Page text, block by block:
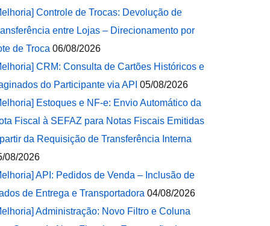
Controle de Trocas: Devolução de
entre Lojas – Direcionamento por
de Troca 06/08/2026
CRM: Consulta de Cartões Históricos e
do Participante via API 05/08/2026
Estoques e NF-e: Envio Automático da
Fiscal à SEFAZ para Notas Fiscais Emitidas
da Requisição de Transferência Interna
08/2026
API: Pedidos de Venda – Inclusão de
de Entrega e Transportadora 04/08/2026
Administração: Novo Filtro e Coluna